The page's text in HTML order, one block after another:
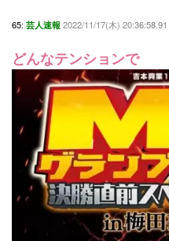
65: 芸人速報 2022/11/17(木)
どんなテンションで